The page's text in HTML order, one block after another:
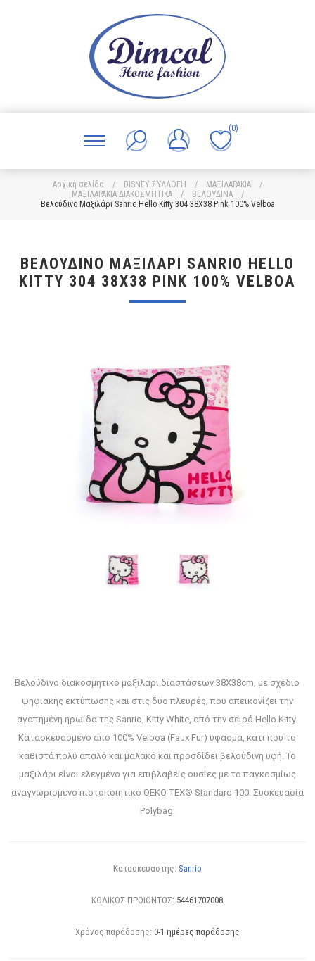
(0)
Αρχική σελίδα / DISNEY ΣΥΛΛΟΓΗ / ΜΑΞΙΛΑΡΑΚΙΑ
/
ΜΑΞΙΛΑΡΑΚΙΑ ΔΙΑΚΟΣΜΗΤΙΚΑ
/ ΒΕΛΟΥΔΙΝΑ
/
Βελούδινο Μαξιλάρι Sanrio Hello Kitty 304 38X38 Pink 100% Velboa
ΒΕΛΟΎΔΙΝΟ ΜΑΞΙΛΆΡΙ SANRIO HELLO
KITTY 304 38X38 PINK 100% VELBOA
Βελούδινο διακοσμητικό μαξιλάρι διαστάσεων 38X38cm, με σχέδιο
ψηφιακής εκτύπωσης και στις δύο πλευρές, που απεικονίζει την
αγαπημένη ηρωίδα της Sanrio, Kitty White, από την σειρά Hello Kitty.
Κατασκευασμένο από 100% Velboa (Faux Fur) ύφασμα, κάτι που το
καθιστά πολύ απαλό και μαλακό και προσδίδει βελούδινη υφή. Το
μαξιλάρι είναι ελεγμένο για επιβλαβείς ουσίες με το παγκοσμίως
αναγνωρισμένο πιστοποιητικό OEKO-TEX® Standard 100. Συσκευασία
Polybag.
Κατασκευαστής: Sanrio
ΚΩΔΙΚΟΣ ΠΡΟΪΟΝΤΟΣ: 54461707008
Χρόνος παράδοσης: 0-1 ημέρες παράδοσης